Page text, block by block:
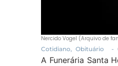
Nercido Vogel (Arquivo de
Cotidiano, Obituário -
A Funerária Santa